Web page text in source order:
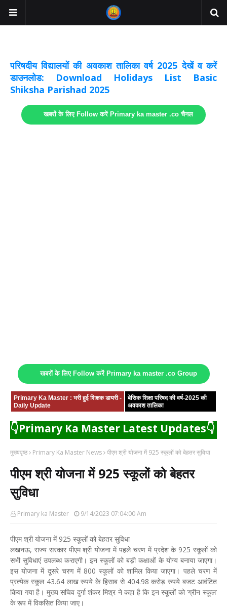
परिषदीय विद्यालयों की अवकाश तालिका वर्ष 2025 देखें व करें
डाउनलोड: Download Holidays List Basic
Shiksha Parishad 2025
खबरों के लिए Follow करें Primary ka master .co चैनल
खबरों के लिए Follow करें Primary ka master .co Group
Primary Ka Master : भरी हुई शिक्षक डायरी -
Daily Update
बेसिक शिक्षा परिषद की वर्ष-2025 की
अवकाश तालिका
👇Primary Ka Master Latest Updates👇
मुख्यपृष्ठ Primary Ka Master News पीएम श्री योजना में 925 स्कूलों को बेहतर सुविधा
पीएम श्री योजना में 925 स्कूलों को बेहतर
सुविधा
Primary ka Master 9/14/2023 07:04:00 Am
पीएम श्री योजना में 925 स्कूलों को बेहतर सुविधा
लखनऊ, राज्य सरकार पीएम श्री योजना में पहले चरण में प्रदेश के 925 स्कूलों को
सभी सुविधाएं उपलब्ध कराएगी। इन स्कूलों को बड़ी कक्षाओं के योग्य बनाया जाएगा।
इस योजना में दूसरे चरण में 800 स्कूलों को शामिल किया जाएगा। पहले चरण में
प्रत्येक स्कूल 43.64 लाख रुपये के हिसाब से 404.98 करोड़ रुपये बजट आवंटित
किया गया है। मुख्य सचिव दुर्गा शंकर मिश्र ने कहा है कि इन स्कूलों को ‘ग्रीन स्कूल’
के रूप में विकसित किया जाए।